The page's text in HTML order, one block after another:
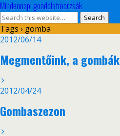
Mindennapi gondolatmorzsák
Tags › gomba
2012/06/14
Megmentőink, a gombák
2012/04/24
Gombaszezon